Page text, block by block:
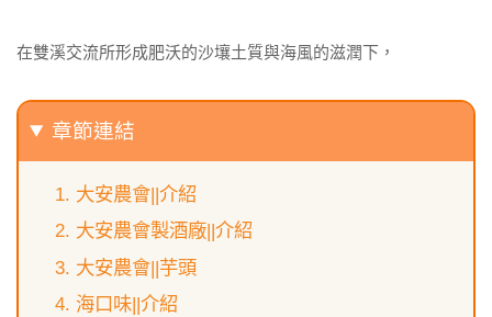
在雙溪交流所形成肥沃的沙壤土質與海風的滋潤下，
章節連結
大安農會||介紹
大安農會製酒廠||介紹
大安農會||芋頭
海口味||介紹